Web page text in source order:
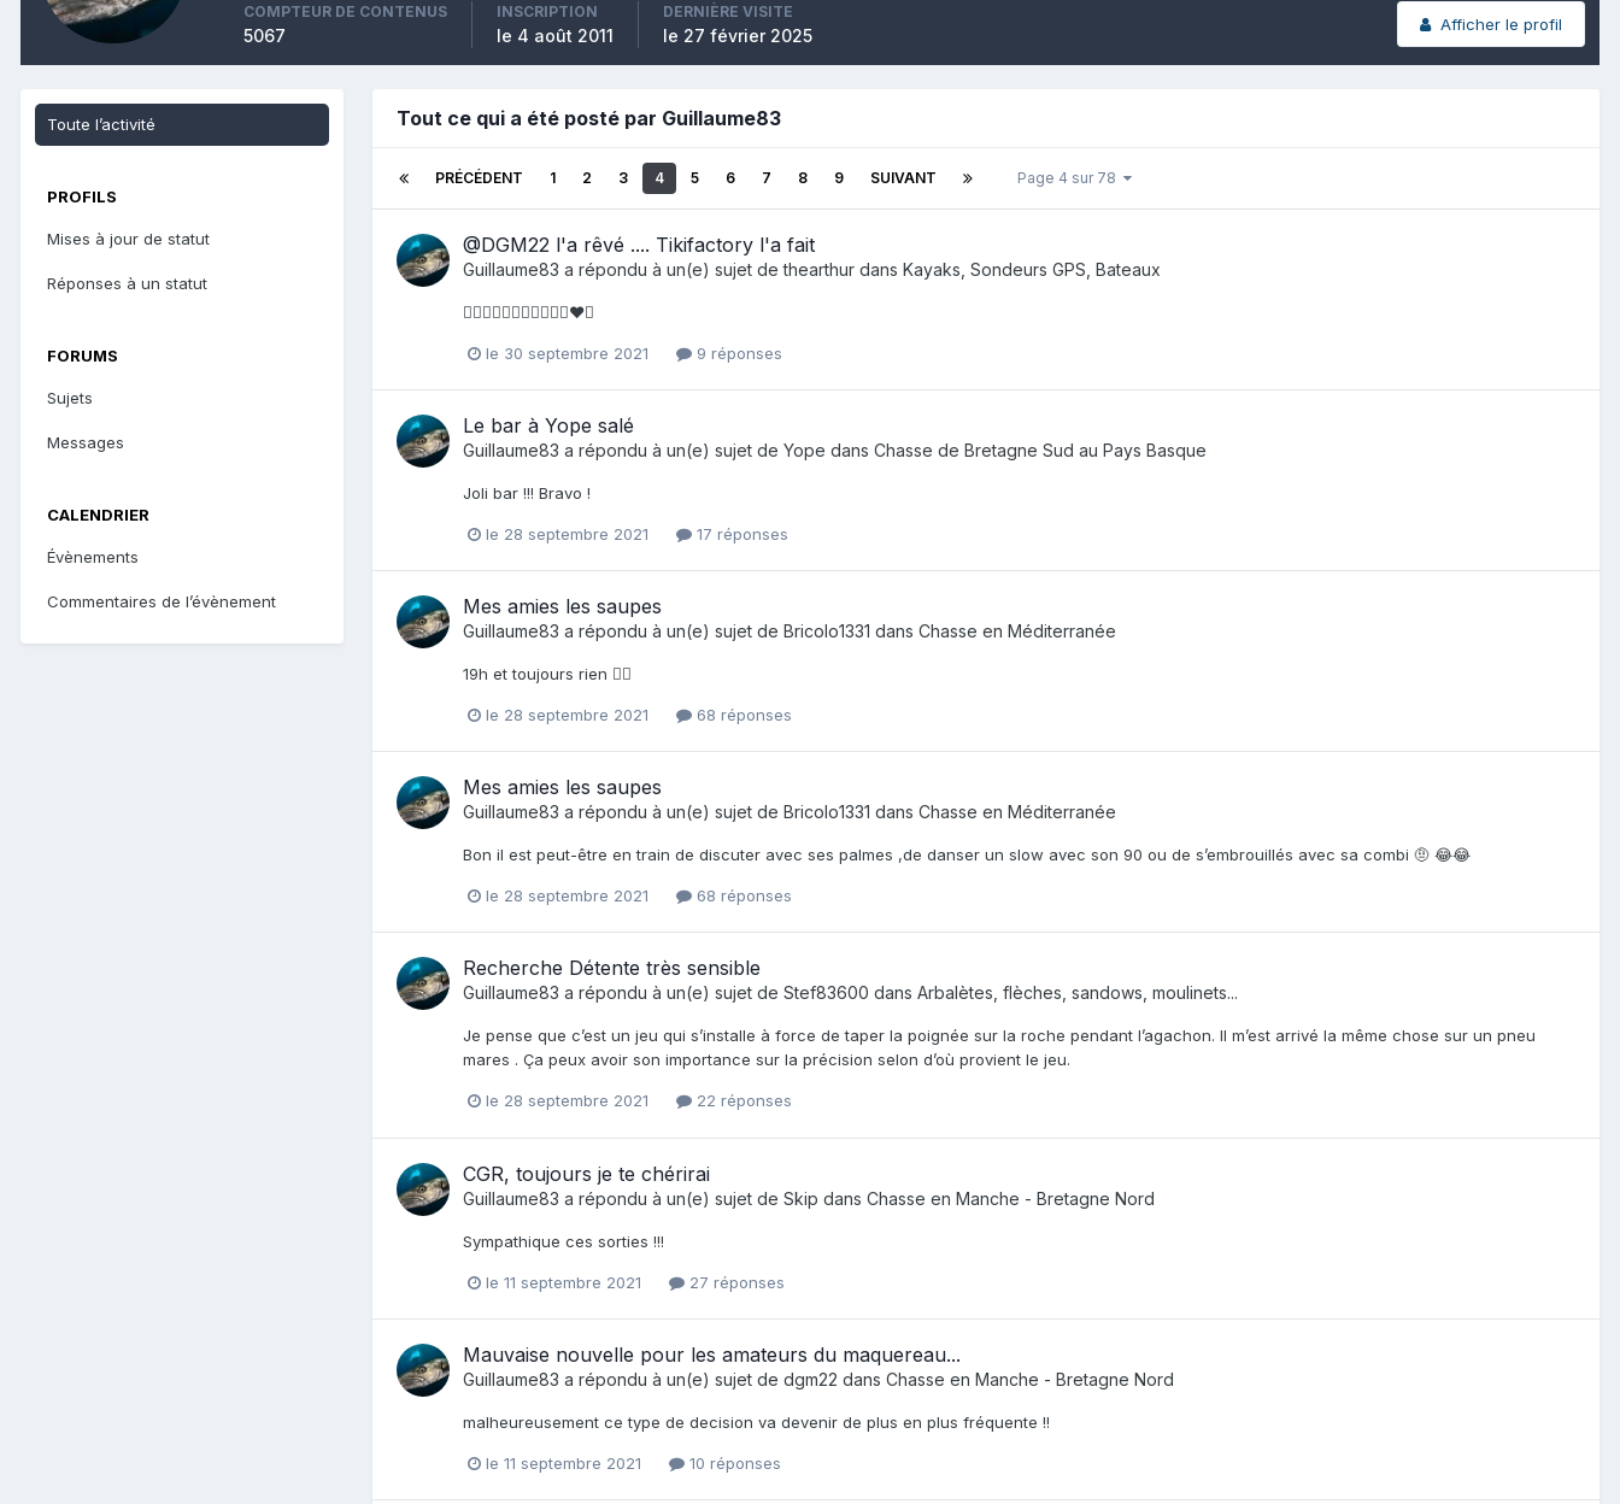
Afficher le profil
COMPTEUR DE CONTENUS
5067
INSCRIPTION
le 4 août 2011
DERNIÈRE VISITE
le 27 février 2025
Toute l’activité
PROFILS
Mises à jour de statut
Réponses à un statut
FORUMS
Sujets
Messages
CALENDRIER
Évènements
Commentaires de l’évènement
Tout ce qui a été posté par Guillaume83
PRÉCÉDENT 1 2 3 4 5 6 7 8 9 SUIVANT Page 4 sur 78
@DGM22 l'a rêvé .... Tikifactory l'a fait
Guillaume83 a répondu à un(e) sujet dethearthur dans Kayaks, Sondeurs GPS, Bateaux
👍🏼👍🏼👍🏼👍🏼😁😁😁❤️💛
le 30 septembre 2021 9 réponses
Le bar à Yope salé
Guillaume83 a répondu à un(e) sujet de Yope dans Chasse de Bretagne Sud au Pays Basque
Joli bar !!! Bravo !
le 28 septembre 2021 17 réponses
Mes amies les saupes
Guillaume83 a répondu à un(e) sujet de Bricolo1331 dans Chasse en Méditerranée
19h et toujours rien 😵‍💫
le 28 septembre 2021 68 réponses
Mes amies les saupes
Guillaume83 a répondu à un(e) sujet de Bricolo1331 dans Chasse en Méditerranée
Bon il est peut-être en train de discuter avec ses palmes ,de danser un slow avec son 90 ou de s’embrouillés avec sa combi 🤨 😂😂
le 28 septembre 2021 68 réponses
Recherche Détente très sensible
Guillaume83 a répondu à un(e) sujet de Stef83600 dans Arbalètes, flèches, sandows, moulinets...
Je pense que c’est un jeu qui s’installe à force de taper la poignée sur la roche pendant l’agachon. Il m’est arrivé la même chose sur un pneu
mares . Ça peux avoir son importance sur la précision selon d’où provient le jeu.
le 28 septembre 2021 22 réponses
CGR, toujours je te chérirai
Guillaume83 a répondu à un(e) sujet de Skip dans Chasse en Manche - Bretagne Nord
Sympathique ces sorties !!!
le 11 septembre 2021 27 réponses
Mauvaise nouvelle pour les amateurs du maquereau...
Guillaume83 a répondu à un(e) sujet de dgm22 dans Chasse en Manche - Bretagne Nord
malheureusement ce type de decision va devenir de plus en plus fréquente !!
le 11 septembre 2021 10 réponses